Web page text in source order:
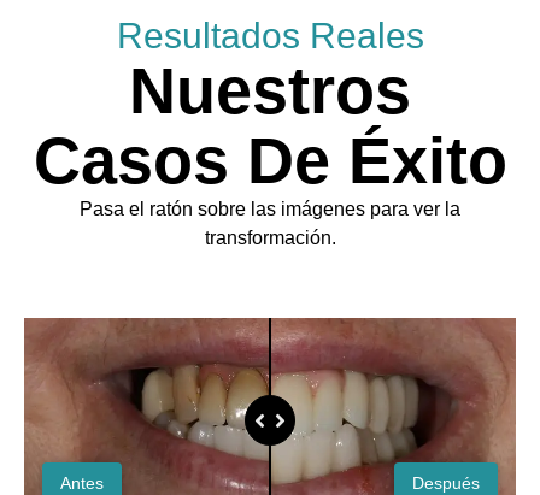
Resultados Reales
Nuestros
Casos De Éxito
Pasa el ratón sobre las imágenes para ver la
transformación.
Antes Después